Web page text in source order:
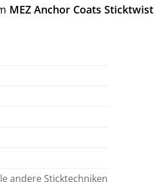
MEZ Anchor Coats Sticktwist
andere Sticktechniken